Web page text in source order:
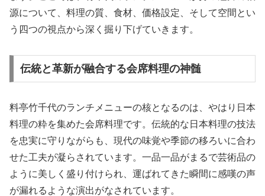
源について、料理の質、食材、価格設定、そして空間とい
う四つの視点から深く掘り下げていきます。
伝統と革新が融合する会席料理の神髄
料亭竹千代のランチメニューの核となるのは、やはり日本
料理の粋を集めた会席料理です。伝統的な日本料理の技法
を忠実に守りながらも、現代の味覚や季節の移ろいに合わ
せた工夫が凝らされています。一品一品がまるで芸術品の
ように美しく盛り付けられ、運ばれてきた瞬間に感嘆の声
が漏れるような演出がなされています。